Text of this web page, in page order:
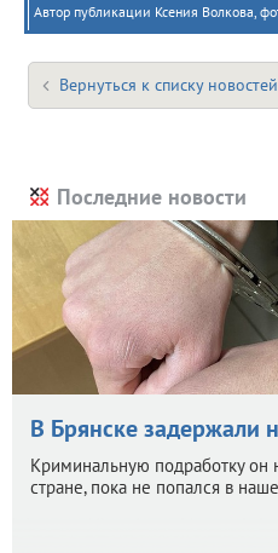
Автор публикации Ксения Волкова,
Вернуться к списку новостей
Последние новости
В Брянске задержали
Криминальную подработку он
стране, пока не попался в